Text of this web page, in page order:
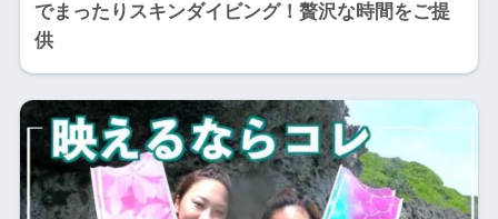
でまったりスキンダイビング！贅沢な時間をご提
供